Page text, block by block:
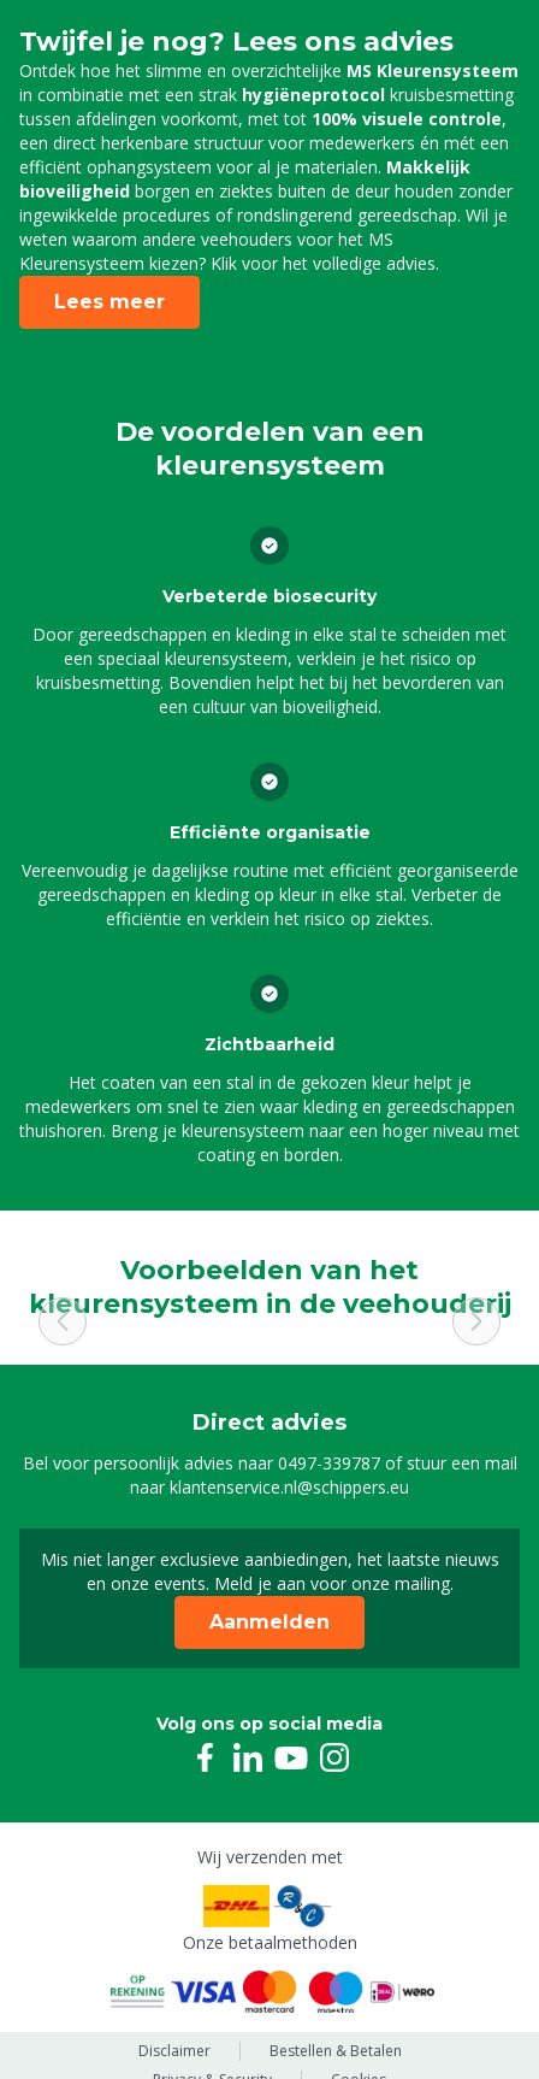
Twijfel je nog? Lees ons advies
Ontdek hoe het slimme en overzichtelijke MS Kleurensysteem
in combinatie met een strak hygiëneprotocol kruisbesmetting
tussen afdelingen voorkomt, met tot 100% visuele controle,
een direct herkenbare structuur voor medewerkers én mét een
efficiënt ophangsysteem voor al je materialen. Makkelijk
bioveiligheid borgen en ziektes buiten de deur houden zonder
ingewikkelde procedures of rondslingerend gereedschap. Wil je
weten waarom andere veehouders voor het MS
Kleurensysteem kiezen? Klik voor het volledige advies.
Lees meer
De voordelen van een
kleurensysteem
Verbeterde biosecurity
Door gereedschappen en kleding in elke stal te scheiden met
een speciaal kleurensysteem, verklein je het risico op
kruisbesmetting. Bovendien helpt het bij het bevorderen van
een cultuur van bioveiligheid.
Efficiënte organisatie
Vereenvoudig je dagelijkse routine met efficiënt georganiseerde
gereedschappen en kleding op kleur in elke stal. Verbeter de
efficiëntie en verklein het risico op ziektes.
Zichtbaarheid
Het coaten van een stal in de gekozen kleur helpt je
medewerkers om snel te zien waar kleding en gereedschappen
thuishoren. Breng je kleurensysteem naar een hoger niveau met
coating en borden.
Voorbeelden van het
kleurensysteem in de veehouderij
Direct advies
Bel voor persoonlijk advies naar0497-339787of stuur een mail
naarklantenservice.nl@schippers.eu
Mis niet langer exclusieve aanbiedingen, het laatste nieuws
en onze events. Meld je aan voor onze mailing.
Schrijf je in voor onze
Aanmelden
Volg ons op social media
Wij verzenden met
Onze betaalmethoden
Disclaimer
Bestellen & Betalen